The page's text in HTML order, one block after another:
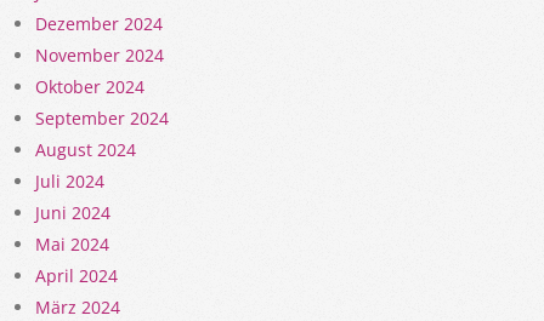
Dezember 2024
November 2024
Oktober 2024
September 2024
August 2024
Juli 2024
Juni 2024
Mai 2024
April 2024
März 2024